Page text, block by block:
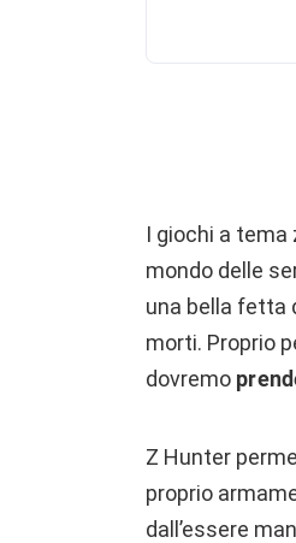
I giochi a
mondo delle
una bella fetta
morti. Proprio
dovremo
Z Hunter
proprio
dall’essere